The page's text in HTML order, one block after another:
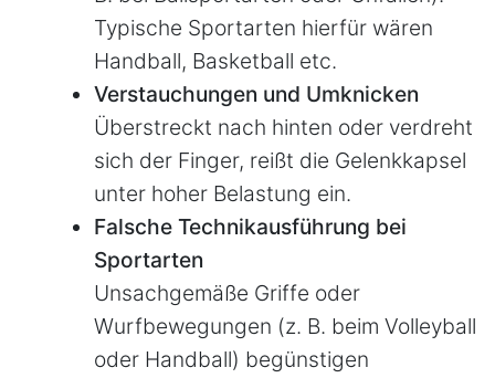
Typische Sportarten hierfür wären
Handball, Basketball etc.
Verstauchungen und Umknicken
Überstreckt nach hinten oder verdreht
sich der Finger, reißt die Gelenkkapsel
unter hoher Belastung ein.
Falsche Technikausführung bei
Sportarten
Unsachgemäße Griffe oder
Wurfbewegungen (z. B. beim Volleyball
oder Handball) begünstigen